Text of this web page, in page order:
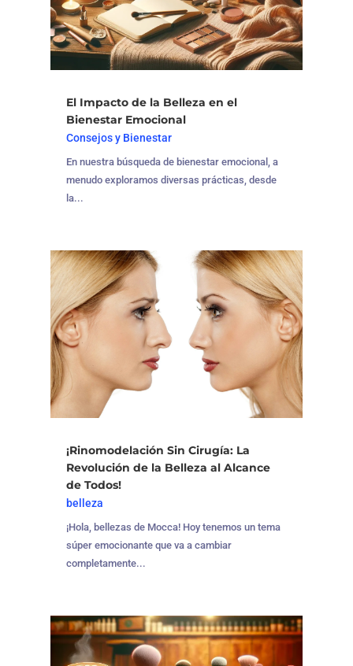
El Impacto de la Belleza en el
Bienestar Emocional
Consejos y Bienestar
En nuestra búsqueda de bienestar emocional, a
menudo exploramos diversas prácticas, desde
la...
¡Rinomodelación Sin Cirugía: La
Revolución de la Belleza al Alcance
de Todos!
belleza
¡Hola, bellezas de Mocca! Hoy tenemos un tema
súper emocionante que va a cambiar
completamente...